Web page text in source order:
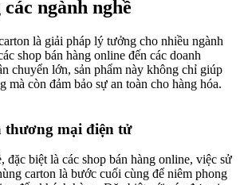
ngành nghề
là giải pháp lý tưởng cho nhiều ngành
shop bán hàng online đến các doanh
chuyển lớn, sản phẩm này không chỉ giúp
mà còn đảm bảo sự an toàn cho hàng hóa.
thương mại điện tử​
đặc biệt là các shop bán hàng online, việc sử
carton là bước cuối cùng để niêm phong